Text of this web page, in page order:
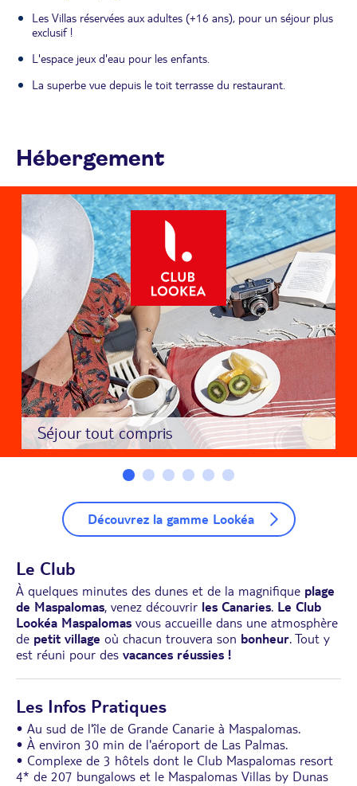
Les Villas réservées aux adultes (+16 ans), pour un séjour plus
exclusif !
L'espace jeux d'eau pour les enfants.
La superbe vue depuis le toit terrasse du restaurant.
Hébergement
Séjour tout compris
Découvrez la gamme Lookéa
Le Club
À quelques minutes des dunes et de la magnifique plage
de Maspalomas, venez découvrir les Canaries. Le Club
Lookéa Maspalomas vous accueille dans une atmosphère
de petit village où chacun trouvera son bonheur. Tout y
est réuni pour des vacances réussies !
Les Infos Pratiques
• Au sud de l'île de Grande Canarie à Maspalomas.
• À environ 30 min de l'aéroport de Las Palmas.
• Complexe de 3 hôtels dont le Club Maspalomas resort
4* de 207 bungalows et le Maspalomas Villas by Dunas